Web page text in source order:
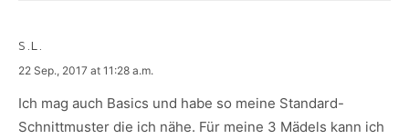
S.L.
says:
22 Sep., 2017 at 11:28 a.m.
Ich mag auch Basics und habe so meine Standard-
Schnittmuster die ich nähe. Für meine 3 Mädels kann ich